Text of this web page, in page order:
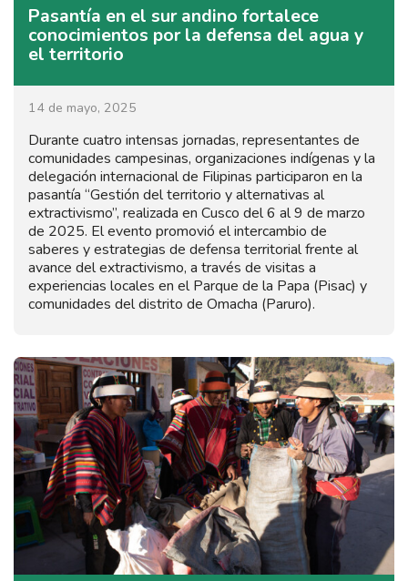
Pasantía en el sur andino fortalece
conocimientos por la defensa del agua y
el territorio
14 de mayo, 2025
Durante cuatro intensas jornadas, representantes de
comunidades campesinas, organizaciones indígenas y la
delegación internacional de Filipinas participaron en la
pasantía “Gestión del territorio y alternativas al
extractivismo”, realizada en Cusco del 6 al 9 de marzo
de 2025. El evento promovió el intercambio de
saberes y estrategias de defensa territorial frente al
avance del extractivismo, a través de visitas a
experiencias locales en el Parque de la Papa (Pisac) y
comunidades del distrito de Omacha (Paruro).